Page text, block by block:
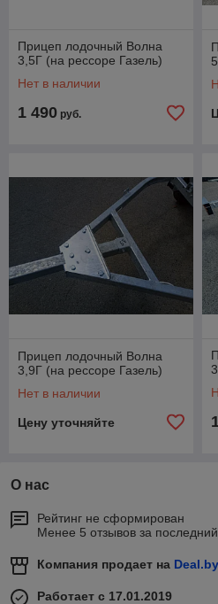
Прицеп лодочный Волна
3,5Г (на рессоре Газель)
Нет в наличии
1 490 руб.
Прицеп лодочный Волна
3,9Г (на рессоре Газель)
Нет в наличии
Цену уточняйте
О нас
Рейтинг не сформирован
Менее 5 отзывов за последний
Компания продает на Deal.by
Работает с 17.01.2019